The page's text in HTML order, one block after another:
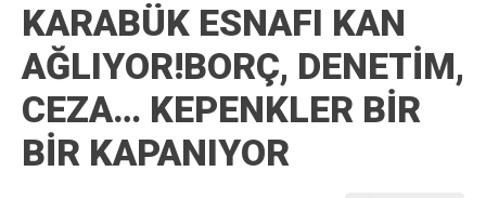
KARABÜK ESNAFI KAN
AĞLIYOR!BORÇ, DENETİM,
CEZA… KEPENKLER BİR
BİR KAPANIYOR